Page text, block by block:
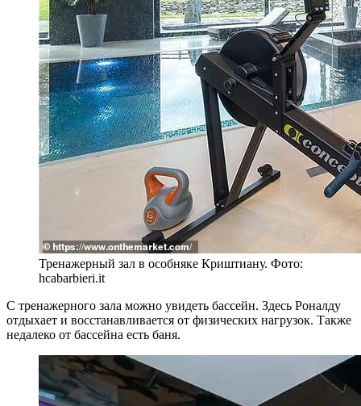
Тренажерный зал в особняке Криштиану. Фото:
hcabarbieri.it
С тренажерного зала можно увидеть бассейн. Здесь Роналду
отдыхает и восстанавливается от физических нагрузок. Также
недалеко от бассейна есть баня.